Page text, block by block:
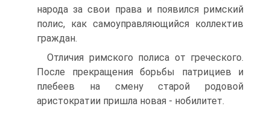
народа за свои права и появился рим­ский
полис, как самоуправляющийся коллектив
граждан.
Отличия римского полиса от греческого.
После прекращения борьбы па­трициев и
плебеев на смену старой родовой
аристократии пришла новая - но­билитет.